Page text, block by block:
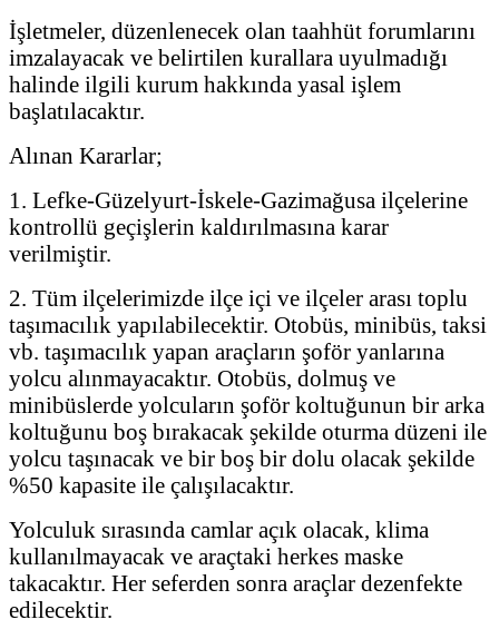
İşletmeler, düzenlenecek olan taahhüt forumlarını
imzalayacak ve belirtilen kurallara uyulmadığı
halinde ilgili kurum hakkında yasal işlem
başlatılacaktır.
Alınan Kararlar;
1. Lefke-Güzelyurt-İskele-Gazimağusa ilçelerine
kontrollü geçişlerin kaldırılmasına karar
verilmiştir.
2. Tüm ilçelerimizde ilçe içi ve ilçeler arası toplu
taşımacılık yapılabilecektir. Otobüs, minibüs, taksi
vb. taşımacılık yapan araçların şoför yanlarına
yolcu alınmayacaktır. Otobüs, dolmuş ve
minibüslerde yolcuların şoför koltuğunun bir arka
koltuğunu boş bırakacak şekilde oturma düzeni ile
yolcu taşınacak ve bir boş bir dolu olacak şekilde
%50 kapasite ile çalışılacaktır.
Yolculuk sırasında camlar açık olacak, klima
kullanılmayacak ve araçtaki herkes maske
takacaktır. Her seferden sonra araçlar dezenfekte
edilecektir.